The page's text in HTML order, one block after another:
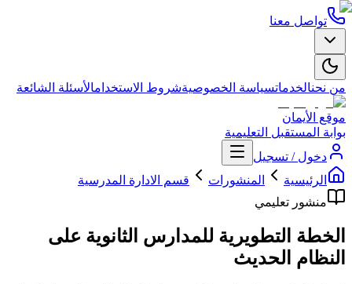
تواصل معنا
من نحنالخدماتسياسة الخصوصيةشروط الاستخدامالأسئلة الشائعة
موقع الأيمان
بوابة المستقبل التعليمية
دخول / تسجيل
الرئيسية
المنشورات
قسم الادارة المدرسية
منشور تعليمي
الخطة التطويرية للمدارس الثانوية على
النظام الحديث